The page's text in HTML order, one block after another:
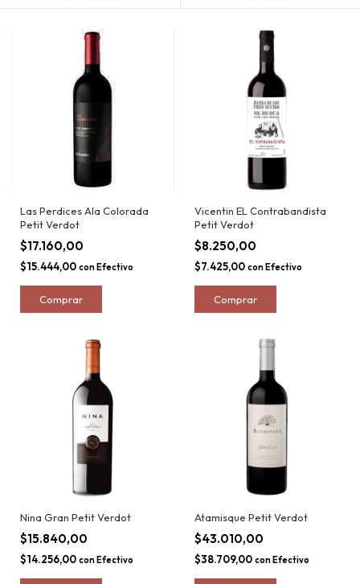
Las Perdices Ala Colorada
Petit Verdot
$17.160,00
$15.444,00 conEfectivo
Vicentin EL Contrabandista
Petit Verdot
$8.250,00
$7.425,00 conEfectivo
Nina Gran Petit Verdot
$15.840,00
$14.256,00 con Efectivo
Atamisque Petit Verdot
$43.010,00
$38.709,00 con Efectivo